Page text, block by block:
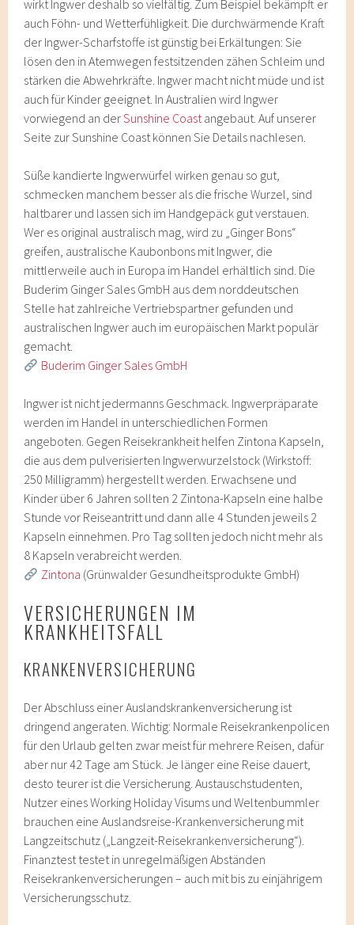
wirkt Ingwer deshalb so vielfältig. Zum Beispiel bekämpft er
auch Föhn- und Wetterfühligkeit. Die durchwärmende Kraft
der Ingwer-Scharfstoffe ist günstig bei Erkältungen: Sie
lösen den in Atemwegen festsitzenden zähen Schleim und
stärken die Abwehrkräfte. Ingwer macht nicht müde und ist
auch für Kinder geeignet. In Australien wird Ingwer
vorwiegend an derSunshine Coastangebaut. Auf unserer
Seite zur Sunshine Coast können Sie Details nachlesen.
Süße kandierte Ingwerwürfel wirken genau so gut,
schmecken manchem besser als die frische Wurzel, sind
haltbarer und lassen sich im Handgepäck gut verstauen.
Wer es original australisch mag, wird zu „Ginger Bons“
greifen, australische Kaubonbons mit Ingwer, die
mittlerweile auch in Europa im Handel erhältlich sind. Die
Buderim Ginger Sales GmbH aus dem norddeutschen
Stelle hat zahlreiche Vertriebspartner gefunden und
australischen Ingwer auch im europäischen Markt populär
gemacht.
Buderim Ginger Sales GmbH
Ingwer ist nicht jedermanns Geschmack. Ingwerpräparate
werden im Handel in unterschiedlichen Formen
angeboten. Gegen Reisekrankheit helfen Zintona Kapseln,
die aus dem pulverisierten Ingwerwurzelstock (Wirkstoff:
250 Milligramm) hergestellt werden. Erwachsene und
Kinder über 6 Jahren sollten 2 Zintona-Kapseln eine halbe
Stunde vor Reiseantritt und dann alle 4 Stunden jeweils 2
Kapseln einnehmen. Pro Tag sollten jedoch nicht mehr als
8 Kapseln verabreicht werden.
Zintona (Grünwalder Gesundheitsprodukte GmbH)
VERSICHERUNGEN IM
KRANKHEITSFALL
KRANKENVERSICHERUNG
Der Abschluss einer Auslandskrankenversicherung ist
dringend angeraten. Wichtig: Normale Reisekrankenpolicen
für den Urlaub gelten zwar meist für mehrere Reisen, dafür
aber nur 42 Tage am Stück. Je länger eine Reise dauert,
desto teurer ist die Versicherung. Austauschstudenten,
Nutzer eines Working Holiday Visums und Weltenbummler
brauchen eine Auslandsreise-Krankenversicherung mit
Langzeitschutz („Langzeit-Reisekrankenversicherung“).
Finanztest testet in unregelmäßigen Abständen
Reisekrankenversicherungen – auch mit bis zu einjährigem
Versicherungsschutz.